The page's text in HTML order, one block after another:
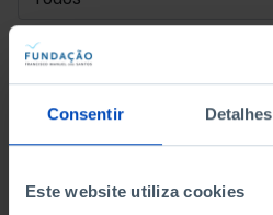
Consentir Detalhes
Este website utiliza cookies
DATA DE INÍCIO
DATA DE FIM